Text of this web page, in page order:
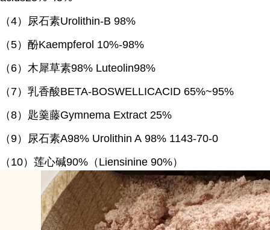
（4）尿石素Urolithin-B 98%
（5）酚Kaempferol 10%-98%
（ 6）木犀草素98% Luteolin98%
（ 7）乳香酸BETA-BOSWELLICACID 65%~95%
（8）匙羹藤Gymnema Extract 25%
（9）尿石素A98% Urolithin A 98% 1143-70-0
（ 10）莲心碱90%（Liensinine 90%）